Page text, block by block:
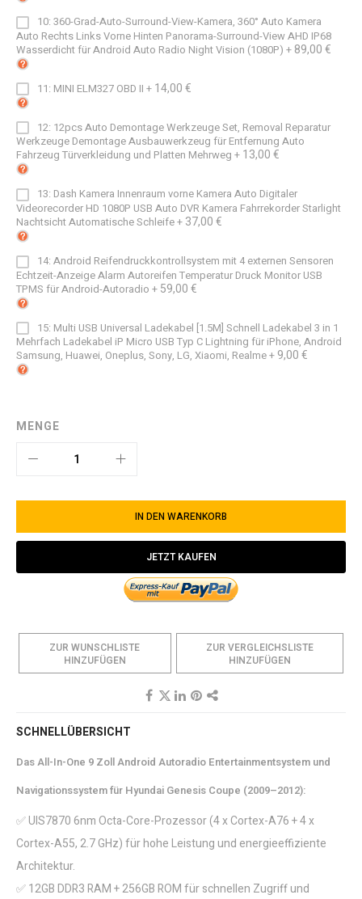
10: 360-Grad-Auto-Surround-View-Kamera, 360° Auto Kamera
Auto Rechts Links Vorne Hinten Panorama-Surround-View AHD IP68
Wasserdicht für Android Auto Radio Night Vision (1080P) + 89,00 €
11: MINI ELM327 OBD II + 14,00 €
12: 12pcs Auto Demontage Werkzeuge Set, Removal Reparatur
Werkzeuge Demontage Ausbauwerkzeug für Entfernung Auto
Fahrzeug Türverkleidung und Platten Mehrweg + 13,00 €
13: Dash Kamera Innenraum vorne Kamera Auto Digitaler
Videorecorder HD 1080P USB Auto DVR Kamera Fahrrekorder Starlight
Nachtsicht Automatische Schleife+ 37,00 €
14: Android Reifendruckkontrollsystem mit 4 externen Sensoren
Echtzeit-Anzeige Alarm Autoreifen Temperatur Druck Monitor USB
TPMS für Android-Autoradio + 59,00 €
15: Multi USB Universal Ladekabel [1.5M] Schnell Ladekabel 3 in 1
Mehrfach Ladekabel iP Micro USB Typ C Lightning für iPhone, Android
Samsung, Huawei, Oneplus, Sony, LG, Xiaomi, Realme+ 9,00 €
MENGE
IN DEN WARENKORB
JETZT KAUFEN
ZUR WUNSCHLISTE
HINZUFÜGEN
ZUR VERGLEICHSLISTE
HINZUFÜGEN
SCHNELLÜBERSICHT
Das All-In-One 9 Zoll Android Autoradio Entertainmentsystem und
Navigationssystem für Hyundai Genesis Coupe (2009–2012):
✅ UIS7870 6nm Octa-Core-Prozessor (4 x Cortex-A76 + 4 x
Cortex-A55, 2.7 GHz) für hohe Leistung und energieeffiziente
Architektur.
✅ 12GB DDR3 RAM + 256GB ROM für schnellen Zugriff und